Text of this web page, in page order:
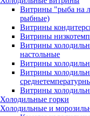
Витрины "рыба на
рыбные)
Витрины
Витрины
Витрины
настольные
Витрины
Витрины
Витрины
Холодильные горки
Холодильные и